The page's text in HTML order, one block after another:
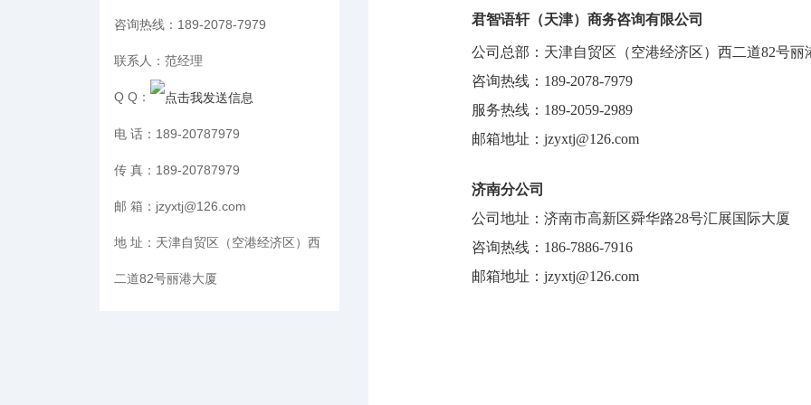
咨询热线： 189-2078-7979
联系人： 范经理
Q Q：
电 话： 189-20787979
传 真： 189-20787979
邮 箱： jzyxtj@126.com
地 址： 天津自贸区（空港经济区）西
二道82号丽港大厦
君智语轩（天津）商务咨询有限公司
公司总部：天津自贸区（空港经济区）西二道82号丽
咨询热线：189-2078-7979
服务热线：189-2059-2989
邮箱地址：jzyxtj@126.com
济南分公司
公司地址：济南市高新区舜华路28号汇展国际大厦
咨询热线：186-7886-7916
邮箱地址：jzyxtj@126.com